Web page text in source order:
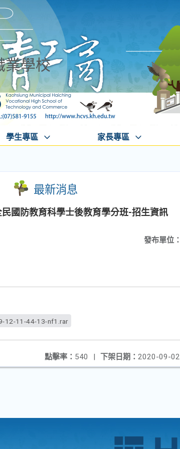
業學校
學生專區 家長專區
最新消息
國防教育科學士後教育學分班-招生資訊
發布單位：
12-11-44-13-nf1.rar
下架日期： 2020-09-02
點擊率： 540 |